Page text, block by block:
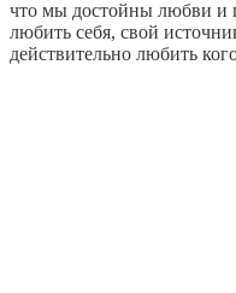
что мы достойны любви и
любить себя, свой
действительно любить